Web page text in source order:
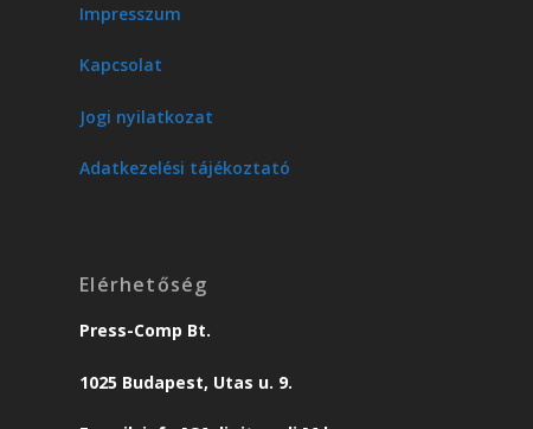
Impresszum
Kapcsolat
Jogi nyilatkozat
Adatkezelési tájékoztató
Elérhetőség
Press-Comp Bt.
1025 Budapest, Utas u. 9.